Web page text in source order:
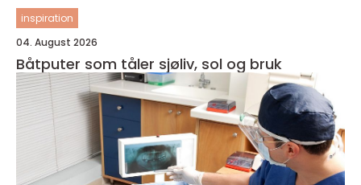
inspiration
04. August 2026
Båtputer som tåler sjøliv, sol og bruk